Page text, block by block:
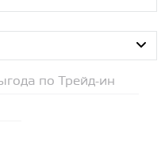
по Трейд-ин